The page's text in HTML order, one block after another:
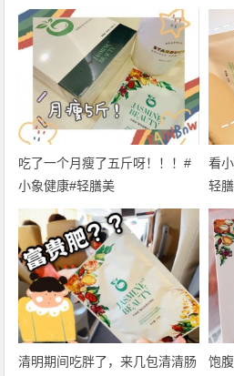
吃了一个月瘦了五斤呀！！！#
小象健康#轻膳美
看
轻
清明期间吃胖了，来几包清清肠
饱